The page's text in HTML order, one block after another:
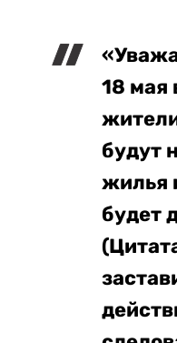
18 мая
будут
жилья
будет